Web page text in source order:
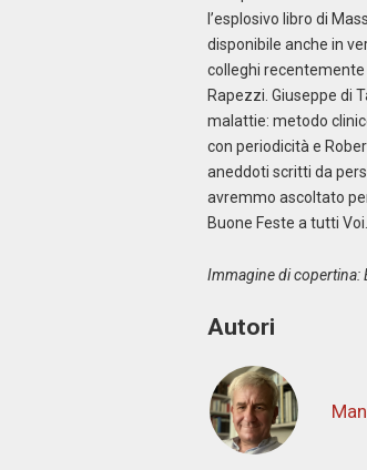
l’esplosivo libro di
disponibile anche in
colleghi recentemente
Rapezzi. Giuseppe di
malattie: metodo
con periodicità e
aneddoti scritti da
avremmo ascoltato
Buone Feste a tutti Voi.
Immagine di copertina:
Autori